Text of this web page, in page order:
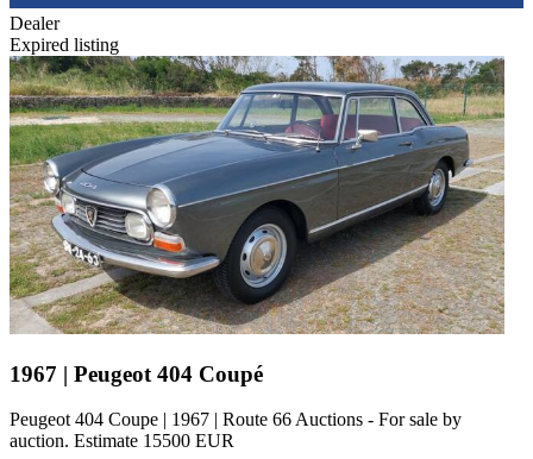
Dealer
Expired listing
1967 | Peugeot 404 Coupé
Peugeot 404 Coupe | 1967 | Route 66 Auctions - For sale by
auction. Estimate 15500 EUR